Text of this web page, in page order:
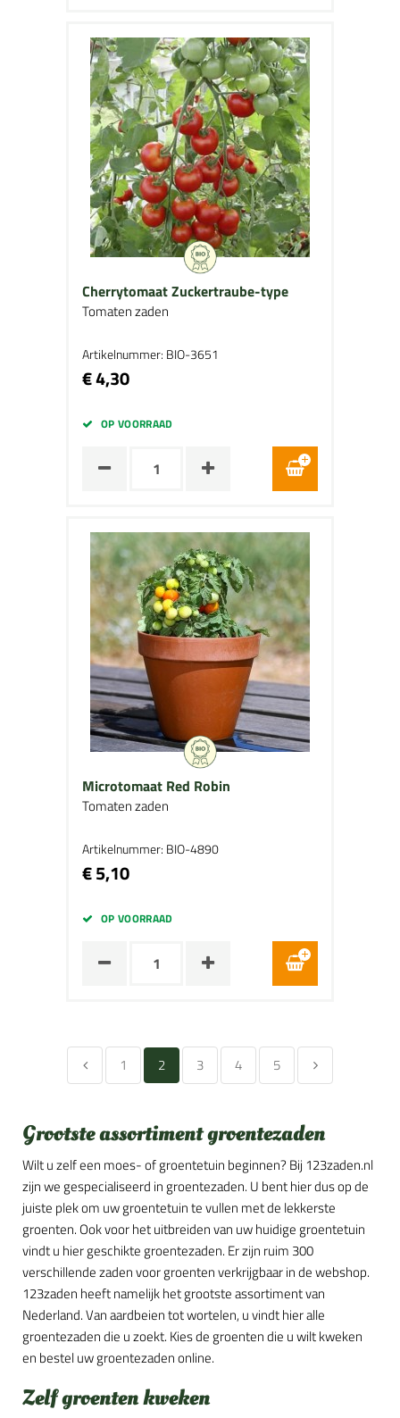
Cherrytomaat Zuckertraube-type
Tomaten zaden
Artikelnummer: BIO-3651
€ 4,30
OP VOORRAAD
Microtomaat Red Robin
Tomaten zaden
Artikelnummer: BIO-4890
€ 5,10
OP VOORRAAD
1 2 3 4 5
Grootste assortiment groentezaden
Wilt u zelf een moes- of groentetuin beginnen? Bij 123zaden.nl
zijn we gespecialiseerd in groentezaden. U bent hier dus op de
juiste plek om uw groentetuin te vullen met de lekkerste
groenten. Ook voor het uitbreiden van uw huidige groentetuin
vindt u hier geschikte groentezaden. Er zijn ruim 300
verschillende zaden voor groenten verkrijgbaar in de webshop.
123zaden heeft namelijk het grootste assortiment van
Nederland. Van aardbeien tot wortelen, u vindt hier alle
groentezaden die u zoekt. Kies de groenten die u wilt kweken
en bestel uw groentezaden online.
Zelf groenten kweken